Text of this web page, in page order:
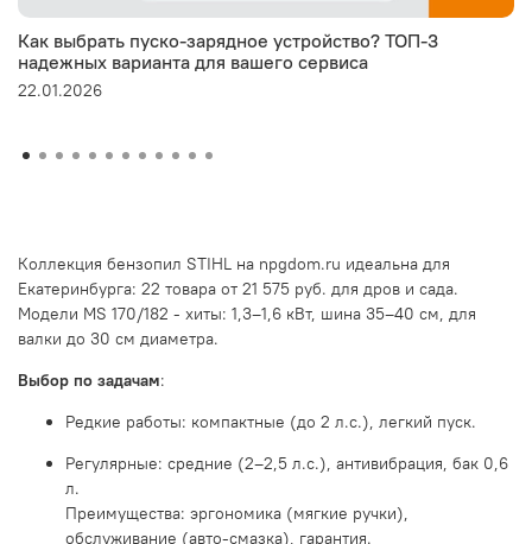
Как выбрать пуско-зарядное устройство? ТОП-3
надежных варианта для вашего сервиса
22.01.2026
Коллекция бензопил STIHL на npgdom.ru идеальна для
Екатеринбурга: 22 товара от 21 575 руб. для дров и сада.
Модели MS 170/182 - хиты: 1,3–1,6 кВт, шина 35–40 см, для
валки до 30 см диаметра.
Выбор по задачам:
Редкие работы: компактные (до 2 л.с.), легкий пуск.
Регулярные: средние (2–2,5 л.с.), антивибрация, бак 0,6
л.
Преимущества: эргономика (мягкие ручки),
обслуживание (авто-смазка), гарантия.